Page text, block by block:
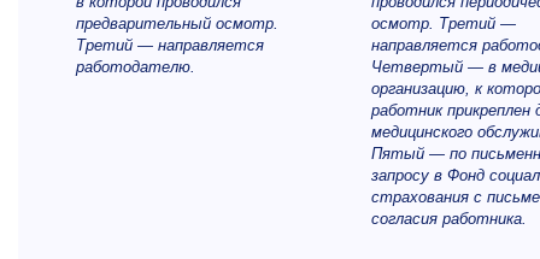
предварительный осмотр.
Третий — направляется
работодателю.
осмотр. Третий —
направляется
Четвертый — в
организацию, к
работник прикреплен
медицинского
Пятый — по
запросу в Фонд
страхования с
согласия работника.